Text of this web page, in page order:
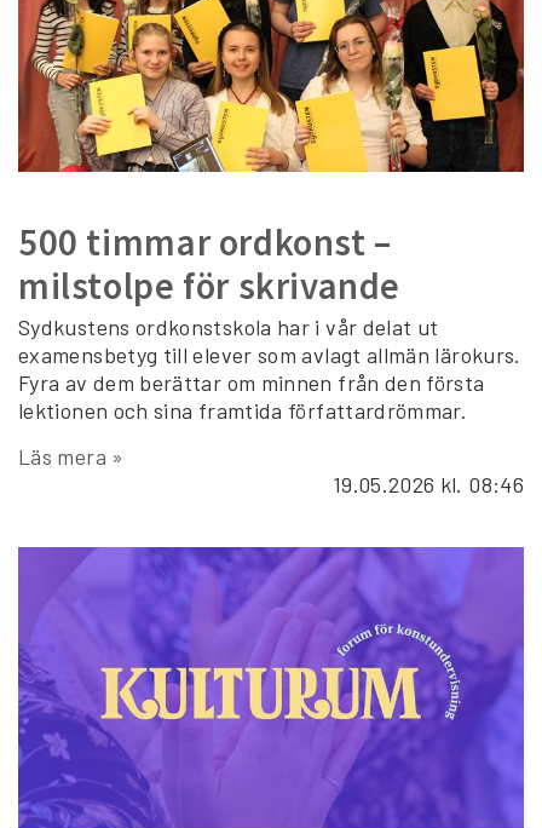
500 timmar ordkonst –
milstolpe för skrivande
Sydkustens ordkonstskola har i vår delat ut
examensbetyg till elever som avlagt allmän lärokurs.
Fyra av dem berättar om minnen från den första
lektionen och sina framtida författardrömmar.
Läs mera »
19.05.2026 kl. 08:46